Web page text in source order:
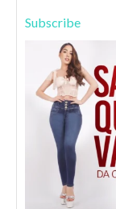
Subscribe